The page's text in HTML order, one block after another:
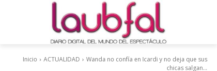
Inicio ACTUALIDAD
Wanda no confía en Icardi y no deja que sus
chicas salgan...